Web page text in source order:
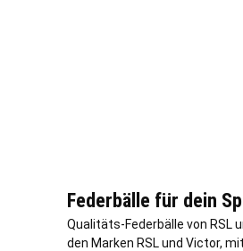
Federbälle für dein
Qualitäts-Federbälle von RSL
den Marken RSL und Victor,